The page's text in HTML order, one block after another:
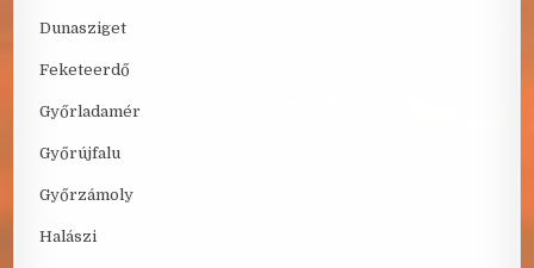
Dunasziget
Feketeerdő
Győrladamér
Győrújfalu
Győrzámoly
Halászi